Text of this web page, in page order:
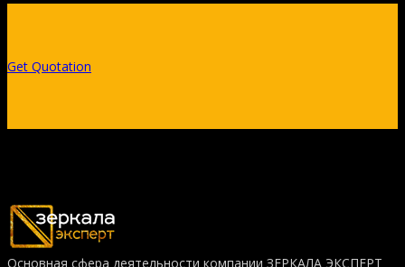
Get Quotation
Основная сфера деятельности компании ЗЕРКАЛА ЭКСПЕРТ